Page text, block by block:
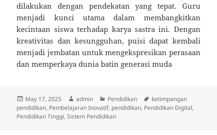
dilakukan dengan pendekatan yang tepat. Guru
menjadi kunci utama dalam membangkitkan
kecintaan siswa terhadap karya sastra ini. Dengan
kreativitas dan kesungguhan, puisi dapat kembali
menjadi jembatan untuk mengekspresikan perasaan
dan memperkaya dunia batin generasi muda
Posted
on
May 17, 2025 Author
admin Categories
Pendidikan Tags
ketimpangan
pendidikan, Pembelajaran Inovatif, pendidikan, Pendidikan Digital,
Pendidikan Tinggi,Sistem Pendidikan